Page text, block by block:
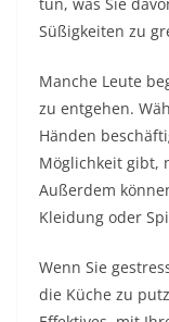
Süßigkeiten zu
Manche Leute
zu entgehen.
Händen
Möglichkeit gibt,
Außerdem
Kleidung oder
Wenn Sie
die Küche zu